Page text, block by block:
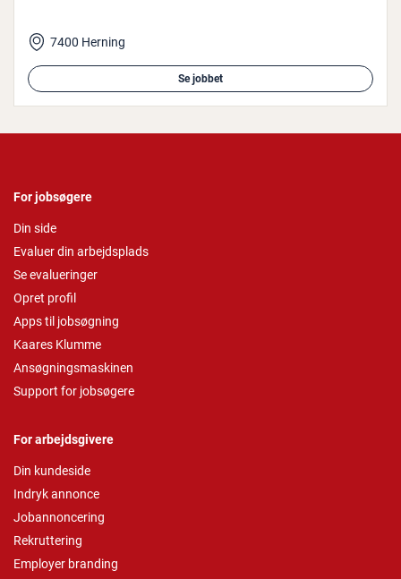
7400 Herning
Se jobbet
For jobsøgere
Din side
Evaluer din arbejdsplads
Se evalueringer
Opret profil
Apps til jobsøgning
Kaares Klumme
Ansøgningsmaskinen
Support for jobsøgere
For arbejdsgivere
Din kundeside
Indryk annonce
Jobannoncering
Rekruttering
Employer branding